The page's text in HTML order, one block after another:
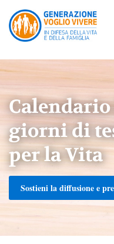
Calendario
giorni di
per la Vita
Sostieni la diffusione e